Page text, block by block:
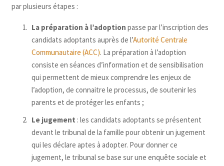
par plusieurs étapes :
La préparation à l’adoptionpasse par l’inscription des
candidats adoptants auprès de l’Autorité Centrale
Communautaire (ACC). La préparation à l’adoption
consiste en séances d’information et de sensibilisation
qui permettent de mieux comprendre les enjeux de
l’adoption, de connaitre le processus, de soutenir les
parents et de protéger les enfants ;
Le jugement : les candidats adoptants se présentent
devant le tribunal de la famille pour obtenir un jugement
qui les déclare aptes à adopter. Pour donner ce
jugement, le tribunal se base sur une enquête sociale et